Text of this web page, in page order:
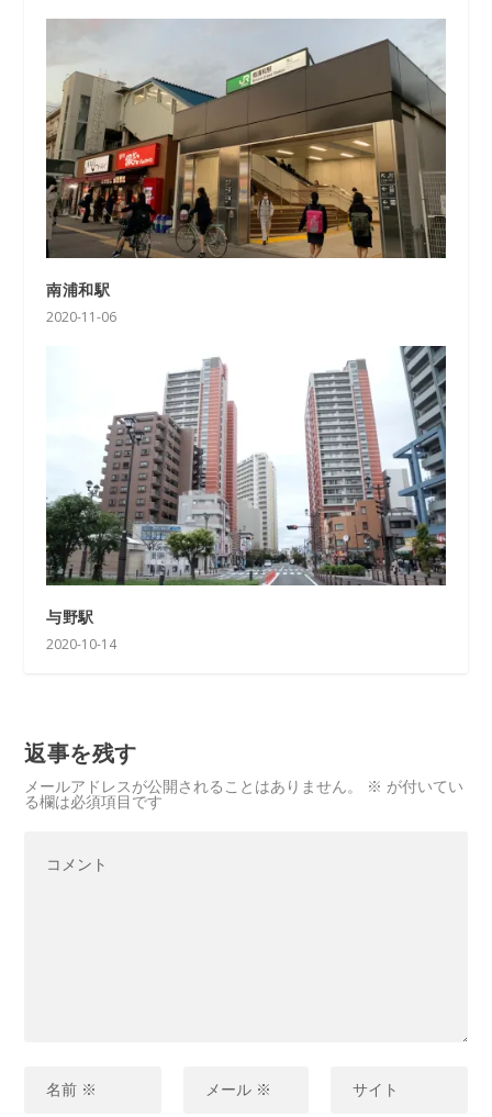
南浦和駅
2020-11-06
与野駅
2020-10-14
返事を残す
メールアドレスが公開されることはありません。 ※ が付いてい
る欄は必須項目です